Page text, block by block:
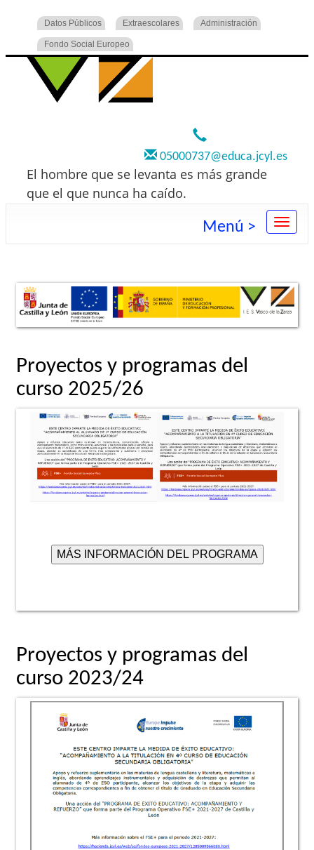
Datos Públicos Extraescolares Administración
Fondo Social Europeo
05000737@educa.jcyl.es
El hombre que se levanta es más grande
que el que nunca ha caído.
Menú >
Proyectos y programas del
curso 2025/26
Proyectos y programas del
curso 2023/24